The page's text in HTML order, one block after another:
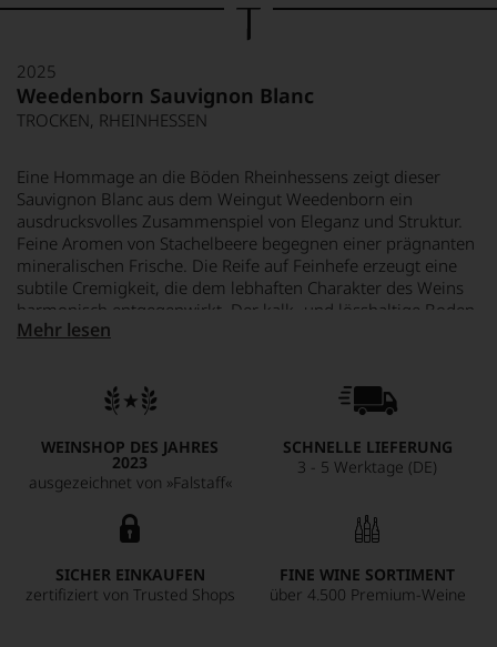
2025
Weedenborn Sauvignon Blanc
TROCKEN, RHEINHESSEN
Eine Hommage an die Böden Rheinhessens zeigt dieser
Sauvignon Blanc aus dem Weingut Weedenborn ein
ausdrucksvolles Zusammenspiel von Eleganz und Struktur.
Feine Aromen von Stachelbeere begegnen einer prägnanten
mineralischen Frische. Die Reife auf Feinhefe erzeugt eine
subtile Cremigkeit, die dem lebhaften Charakter des Weins
harmonisch entgegenwirkt. Der kalk- und lösshaltige Boden
prägt seine mineralische Struktur und sorgt für eine
Mehr lesen
WEINSHOP DES JAHRES
2023
ausgezeichnet von »Falstaff«
SCHNELLE LIEFERUNG
3 - 5 Werktage (DE)
SICHER EINKAUFEN
zertifiziert von Trusted Shops
FINE WINE SORTIMENT
über 4.500 Premium-Weine